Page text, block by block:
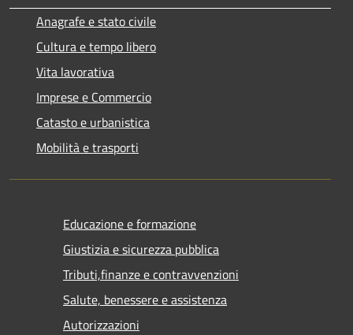
Anagrafe e stato civile
Cultura e tempo libero
Vita lavorativa
Imprese e Commercio
Catasto e urbanistica
Mobilità e trasporti
Educazione e formazione
Giustizia e sicurezza pubblica
Tributi,finanze e contravvenzioni
Salute, benessere e assistenza
Autorizzazioni